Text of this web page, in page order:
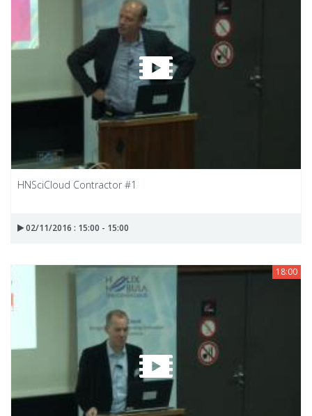
HNSciCloud Contractor #1
02/11/2016 : 15:00 - 15:00
18:00